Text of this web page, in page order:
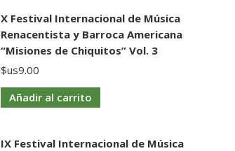
X Festival Internacional de Música
Renacentista y Barroca Americana
“Misiones de Chiquitos” Vol. 3
$us9.00
Añadir al carrito
IX Festival Internacional de Música